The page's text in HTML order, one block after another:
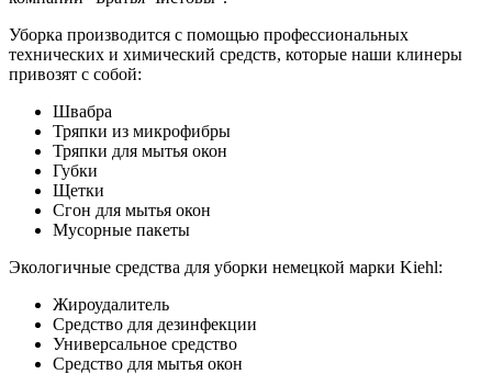
Уборка производится с помощью профессиональных
технических и химический средств, которые наши клинеры
привозят с собой:
Швабра
Тряпки из микрофибры
Тряпки для мытья окон
Губки
Щетки
Сгон для мытья окон
Мусорные пакеты
Экологичные средства для уборки немецкой марки Kiehl:
Жироудалитель
Средство для дезинфекции
Универсальное средство
Средство для мытья окон